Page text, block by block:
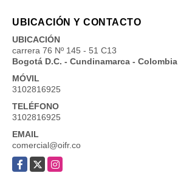
UBICACIÓN Y CONTACTO
UBICACIÓN
carrera 76 Nº 145 - 51 C13
Bogotá D.C. - Cundinamarca - Colombia
MÓVIL
3102816925
TELÉFONO
3102816925
EMAIL
comercial@oifr.co
Facebook
X Instagram